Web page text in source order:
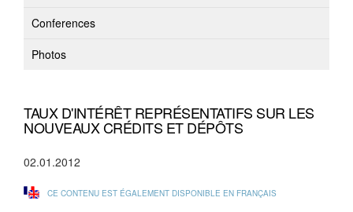
Conferences
Photos
TAUX D'INTÉRÊT REPRÉSENTATIFS SUR LES
NOUVEAUX CRÉDITS ET DÉPÔTS
02.01.2012
CE CONTENU EST ÉGALEMENT DISPONIBLE EN FRANÇAIS